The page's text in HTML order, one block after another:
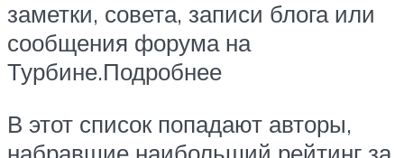
заметки, совета, записи блога или
сообщения форума на
Турбине.Подробнее
В этот список попадают авторы,